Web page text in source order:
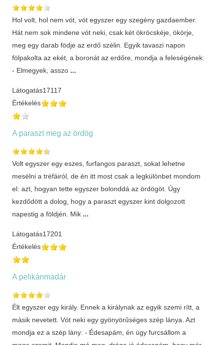
Hol volt, hol nem vót, vót egyszer egy szegény gazdaember.
Hát nem sok mindene vót neki, csak két ökröcskéje, ökörje,
meg egy darab födje az erdő szélin. Egyik tavaszi napon
fölpakolta az ekét, a boronát az erdőre, mondja a feleségének:
- Elmegyek, asszo ...
Látogatás17117
Értékelés
A paraszt meg az ördög
Volt egyszer egy eszes, furfangos paraszt, sokat lehetne
mesélni a tréfáiról, de én itt most csak a legkülönbet mondom
el: azt, hogyan tette egyszer bolonddá az ördögöt. Úgy
kezdődött a dolog, hogy a paraszt egyszer kint dolgozott
napestig a földjén. Mik ...
Látogatás17201
Értékelés
A pelikánmadár
Élt egyszer egy király. Ennek a királynak az egyik szemi rítt, a
másik nevetett. Vót neki egy gyönyörűséges szép lánya. Azt
mondja ez a szép lány: - Édesapám, én úgy furcsállom a